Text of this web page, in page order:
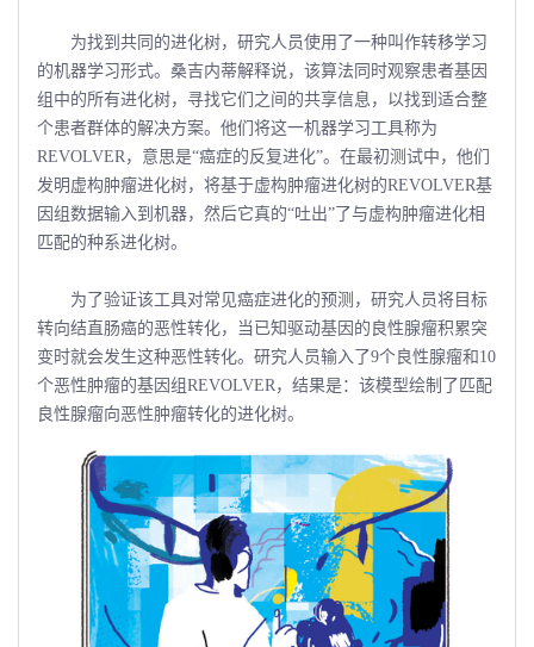
为找到共同的进化树，研究人员使用了一种叫作转移学习
的机器学习形式。桑吉内蒂解释说，该算法同时观察患者基因
组中的所有进化树，寻找它们之间的共享信息，以找到适合整
个患者群体的解决方案。他们将这一机器学习工具称为
REVOLVER，意思是“癌症的反复进化”。在最初测试中，他们
发明虚构肿瘤进化树，将基于虚构肿瘤进化树的REVOLVER基
因组数据输入到机器，然后它真的“吐出”了与虚构肿瘤进化相
匹配的种系进化树。
为了验证该工具对常见癌症进化的预测，研究人员将目标
转向结直肠癌的恶性转化，当已知驱动基因的良性腺瘤积累突
变时就会发生这种恶性转化。研究人员输入了9个良性腺瘤和10
个恶性肿瘤的基因组REVOLVER，结果是：该模型绘制了匹配
良性腺瘤向恶性肿瘤转化的进化树。